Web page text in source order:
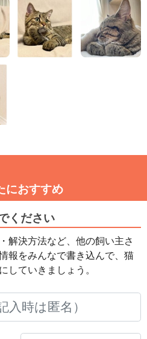
におすすめ
ください
解決方法など、他の飼い主さ
報をみんなで書き込んで、猫
していきましょう。